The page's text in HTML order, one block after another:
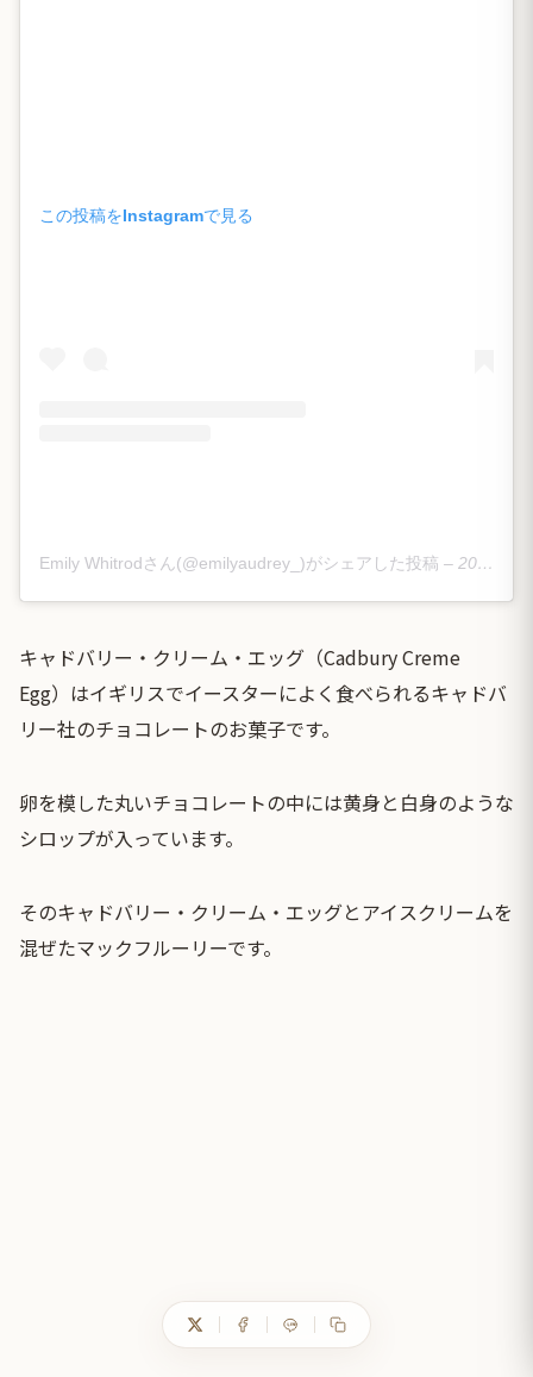
この投稿をInstagramで見る
Emily Whitrodさん(@emilyaudrey_)がシェアした投稿 – 2016年 2月月29日午後5時55分PST
キャドバリー・クリーム・エッグ（Cadbury Creme
Egg）はイギリスでイースターによく食べられるキャドバ
リー社のチョコレートのお菓子です。
卵を模した丸いチョコレートの中には黄身と白身のような
シロップが入っています。
そのキャドバリー・クリーム・エッグとアイスクリームを
混ぜたマックフルーリーです。